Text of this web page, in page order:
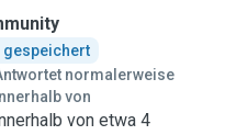
gespeichert
normalerweise
von
von etwa 4